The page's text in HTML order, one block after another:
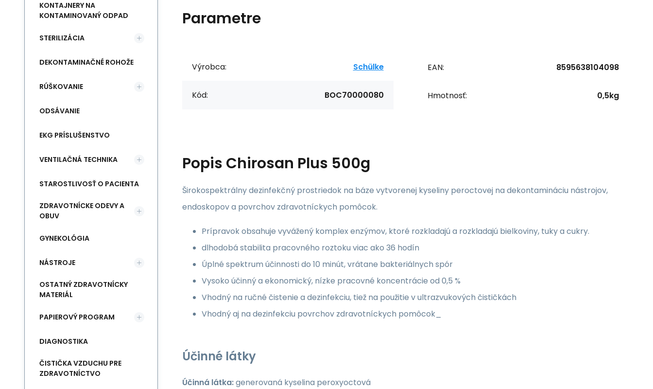
Parametre
Výrobca: Schülke
Kód: BOC70000080
EAN: 8595638104098
Hmotnosť: 0,5kg
Popis Chirosan Plus 500g
Širokospektrálny dezinfekčný prostriedok na báze vytvorenej kyseliny peroctovej na dekontamináciu nástrojov,
endoskopov a povrchov zdravotníckych pomôcok.
Prípravok obsahuje vyvážený komplex enzýmov, ktoré rozkladajú a rozkladajú bielkoviny, tuky a cukry.
dlhodobá stabilita pracovného roztoku viac ako 36 hodín
Úplné spektrum účinnosti do 10 minút, vrátane bakteriálnych spór
Vysoko účinný a ekonomický, nízke pracovné koncentrácie od 0,5 %
Vhodný na ručné čistenie a dezinfekciu, tiež na použitie v ultrazvukových čističkách
Vhodný aj na dezinfekciu povrchov zdravotníckych pomôcok_
Účinné látky
Účinná látka:generovaná kyselina peroxyoctová
KONTAJNERY NA
KONTAMINOVANÝ ODPAD
STERILIZÁCIA
DEKONTAMINAČNÉ ROHOŽE
RÚŠKOVANIE
ODSÁVANIE
EKG PRÍSLUŠENSTVO
VENTILAČNÁ TECHNIKA
STAROSTLIVOSŤ O PACIENTA
ZDRAVOTNÍCKE ODEVY A
OBUV
GYNEKOLÓGIA
NÁSTROJE
OSTATNÝ ZDRAVOTNÍCKY
MATERIÁL
PAPIEROVÝ PROGRAM
DIAGNOSTIKA
ČISTIČKA VZDUCHU PRE
ZDRAVOTNÍCTVO